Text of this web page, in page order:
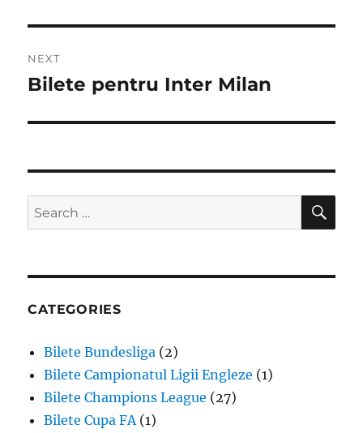
NEXT
Next
Bilete pentru Inter Milan
Search
for:
CATEGORIES
Bilete Bundesliga (2)
Bilete Campionatul Ligii Engleze (1)
Bilete Champions League (27)
Bilete Cupa FA (1)